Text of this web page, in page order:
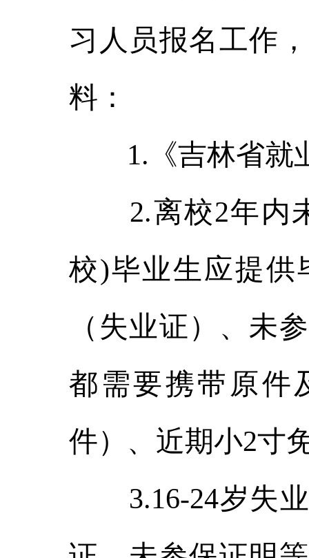
习人员报名工作
料：
1.《吉林省就
2.离校2年内未
校)毕业生应提供
（失业证）、未
都需要携带原件
件）、近期小2寸
3.16-24岁失业